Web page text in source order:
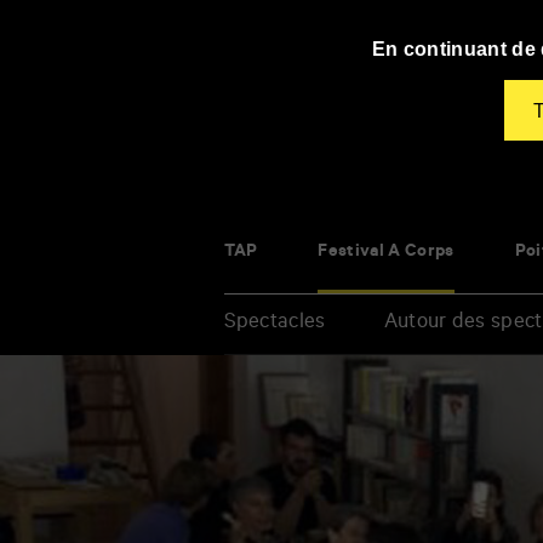
TAP Festival À Corps
Spectacles Autour des
En continuant de